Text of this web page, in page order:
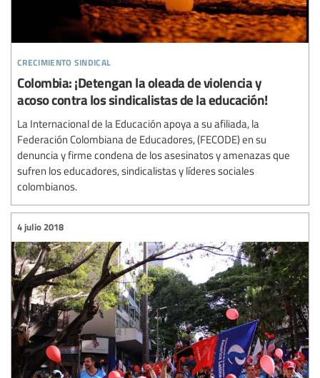
crecimiento sindical
Colombia: ¡Detengan la oleada de violencia y
acoso contra los sindicalistas de la educación!
La Internacional de la Educación apoya a su afiliada, la
Federación Colombiana de Educadores, (FECODE) en su
denuncia y firme condena de los asesinatos y amenazas que
sufren los educadores, sindicalistas y líderes sociales
colombianos.
4 julio 2018